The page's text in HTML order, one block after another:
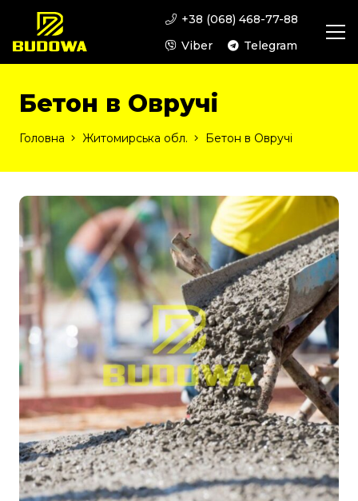
+38 (068) 468-77-88
Viber
Telegram
Бетон в Овручі
Головна Житомирська обл. Бетон в Овручі